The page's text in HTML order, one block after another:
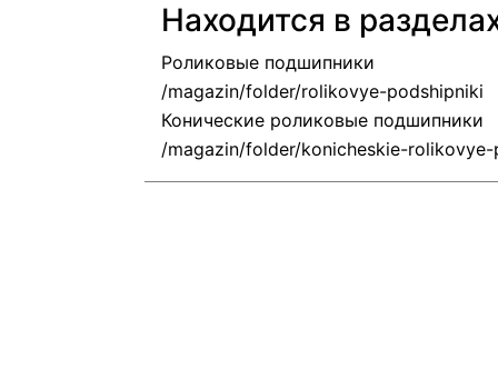
Находится в
Роликовые подшипники
Конические роликовые подшипники